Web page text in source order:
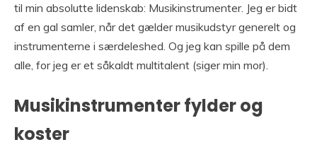
til min absolutte lidenskab: Musikinstrumenter. Jeg er bidt
af en gal samler, når det gælder musikudstyr generelt og
instrumenterne i særdeleshed. Og jeg kan spille på dem
alle, for jeg er et såkaldt multitalent (siger min mor).
Musikinstrumenter fylder og
koster